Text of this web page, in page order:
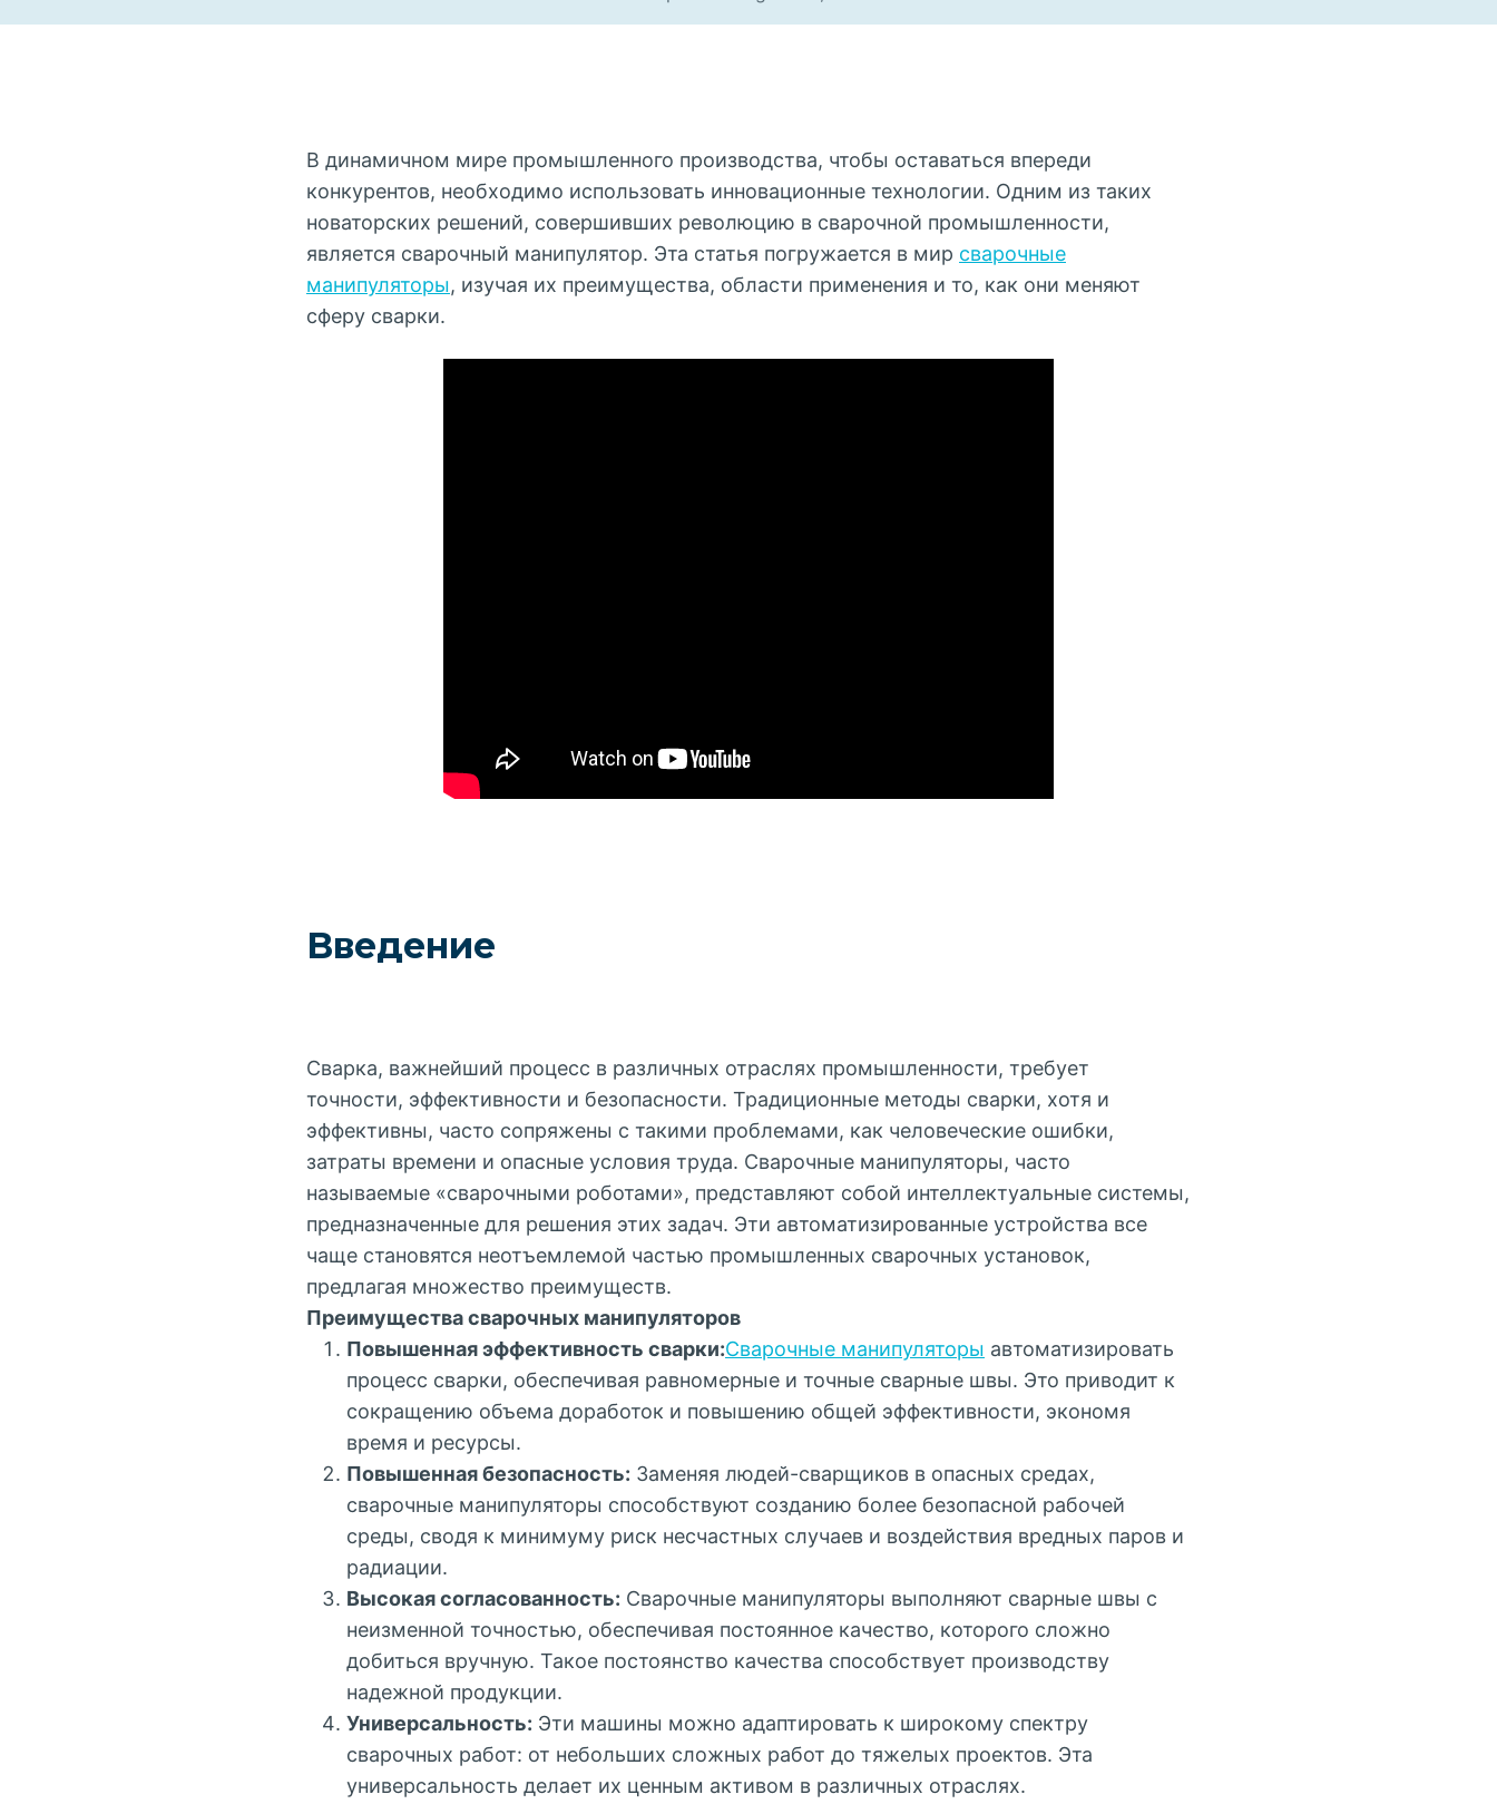
В динамичном мире промышленного производства, чтобы оставаться впереди
конкурентов, необходимо использовать инновационные технологии. Одним из таких
новаторских решений, совершивших революцию в сварочной промышленности,
является сварочный манипулятор. Эта статья погружается в мир сварочные
манипуляторы, изучая их преимущества, области применения и то, как они меняют
сферу сварки.
Введение
Сварка, важнейший процесс в различных отраслях промышленности, требует
точности, эффективности и безопасности. Традиционные методы сварки, хотя и
эффективны, часто сопряжены с такими проблемами, как человеческие ошибки,
затраты времени и опасные условия труда. Сварочные манипуляторы, часто
называемые «сварочными роботами», представляют собой интеллектуальные системы,
предназначенные для решения этих задач. Эти автоматизированные устройства все
чаще становятся неотъемлемой частью промышленных сварочных установок,
предлагая множество преимуществ.
Преимущества сварочных манипуляторов
Повышенная эффективность сварки:Сварочные манипуляторы автоматизировать
процесс сварки, обеспечивая равномерные и точные сварные швы. Это приводит к
сокращению объема доработок и повышению общей эффективности, экономя
время и ресурсы.
Повышенная безопасность: Заменяя людей-сварщиков в опасных средах,
сварочные манипуляторы способствуют созданию более безопасной рабочей
среды, сводя к минимуму риск несчастных случаев и воздействия вредных паров и
радиации.
Высокая согласованность: Сварочные манипуляторы выполняют сварные швы с
неизменной точностью, обеспечивая постоянное качество, которого сложно
добиться вручную. Такое постоянство качества способствует производству
надежной продукции.
Универсальность: Эти машины можно адаптировать к широкому спектру
сварочных работ: от небольших сложных работ до тяжелых проектов. Эта
универсальность делает их ценным активом в различных отраслях.